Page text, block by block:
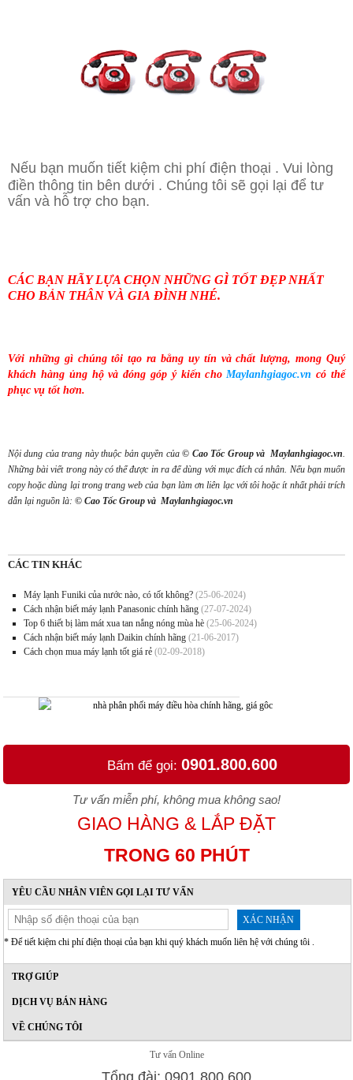
Nếu bạn muốn tiết kiệm chi phí điện thoại . Vui lòng
điền thông tin bên dưới . Chúng tôi sẽ gọi lại để tư
vấn và hỗ trợ cho bạn.
CÁC BẠN HÃY LỰA CHỌN NHỮNG GÌ TỐT ĐẸP NHẤT
CHO BẢN THÂN VÀ GIA ĐÌNH NHÉ.
Với những gì chúng tôi tạo ra bằng uy tín và chất lượng, mong Quý
khách hàng ủng hộ và đóng góp ý kiến cho Maylanhgiagoc.vn có thể
phục vụ tốt hơn.
Nội dung của trang này thuộc bản quyền của © Cao Tốc Group và Maylanhgiagoc.vn.
Những bài viết trong này có thể được in ra để dùng với mục đích cá nhân. Nếu bạn muốn
copy hoặc dùng lại trong trang web của bạn làm ơn liên lạc với tôi hoặc ít nhất phải trích
dẫn lại nguồn là: © Cao Tốc Group và Maylanhgiagoc.vn
CÁC TIN KHÁC
Máy lạnh Funiki của nước nào, có tốt không? (25-06-2024)
Cách nhận biết máy lạnh Panasonic chính hãng (27-07-2024)
Top 6 thiết bị làm mát xua tan nắng nóng mùa hè (25-06-2024)
Cách nhận biết máy lạnh Daikin chính hãng (21-06-2017)
Cách chọn mua máy lạnh tốt giá rẻ (02-09-2018)
Bấm để gọi: 0901.800.600
Tư vấn miễn phí, không mua không sao!
GIAO HÀNG & LẮP ĐẶT
TRONG 60 PHÚT
YÊU CẦU NHÂN VIÊN GỌI LẠI TƯ VẤN
XÁC NHẬN
* Để tiết kiệm chi phí điện thoại của bạn khi quý khách muốn liên hệ với chúng tôi .
TRỢ GIÚP
DỊCH VỤ BÁN HÀNG
VỀ CHÚNG TÔI
Tư vấn Online
Tổng đài: 0901.800.600